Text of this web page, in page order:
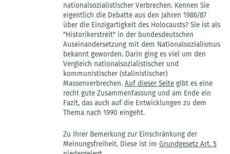
nationalsozialistischer Verbrechen. Kennen Sie
eigentlich die Debatte aus den Jahren 1986/87
über die Einzigartigkeit des Holocausts? Sie ist als
"Historikerstreit" in der bundesdeutschen
Auseinandersetzung mit dem Nationalsozialismus
bekannt geworden. Darin ging es viel um den
Vergleich nationalsozialistischer und
kommunistischer (stalinistischer)
Massenverbrechen. Auf dieser Seite gibt es eine
recht gute Zusammenfassung und am Ende ein
Fazit, das auch auf die Entwicklungen zu dem
Thema nach 1990 eingeht.
Zu Ihrer Bemerkung zur Einschränkung der
Meinungsfreiheit. Diese ist im Grundgesetz Art. 5